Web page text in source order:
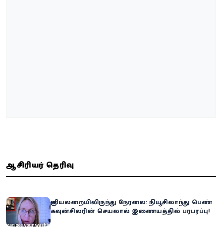
ஆசிரியர் தெரிவு
குளியலறையிலிருந்து நேரலை: நியூசிலாந்து பெண்
கவுன்சிலரின் செயலால் இணையத்தில் பரபரப்பு!